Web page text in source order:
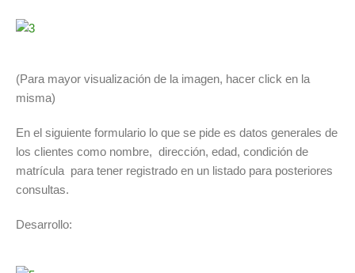
(Para mayor visualización de la imagen, hacer click en la
misma)
En el siguiente formulario lo que se pide es datos generales de
los clientes como nombre, dirección, edad, condición de
matrícula para tener registrado en un listado para posteriores
consultas.
Desarrollo: